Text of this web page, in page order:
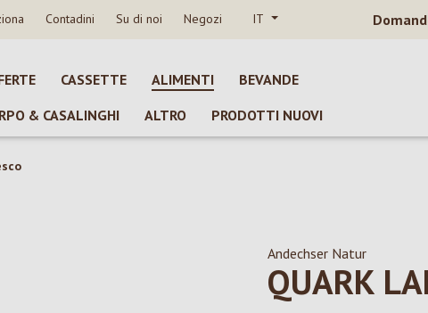
Contadini Su di noi Negozi IT
CASSETTE ALIMENTI
BEVANDE
& CASALINGHI
ALTRO PRODOTTI NUOVI
Andechser Natur
QUARK